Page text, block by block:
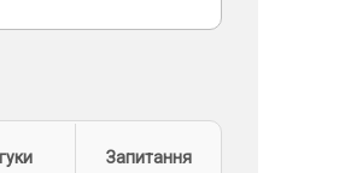
Запитання